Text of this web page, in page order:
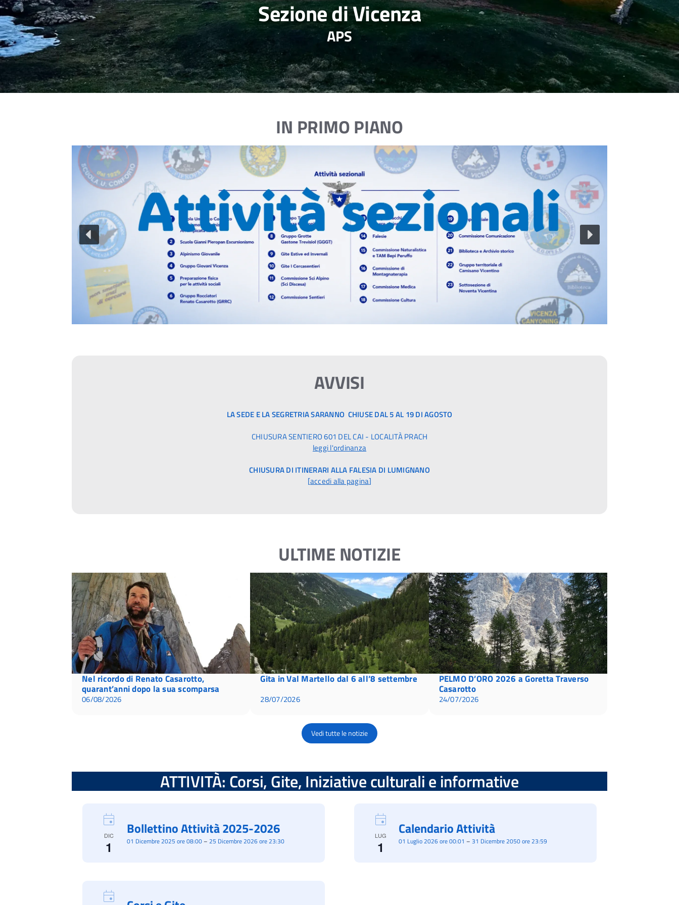
Sezione di Vicenza
APS
IN PRIMO PIANO
AVVISI
LA SEDE E LA SEGRETRIA SARANNO CHIUSE DAL 5 AL 19 DI AGOSTO
CHIUSURA SENTIERO 601 DEL CAI - LOCALITÀ PRACH
leggi l'ordinanza
CHIUSURA DI ITINERARI ALLA FALESIA DI LUMIGNANO
[accedi alla pagina]
ULTIME NOTIZIE
Nel ricordo di Renato Casarotto,
quarant’anni dopo la sua scomparsa
06/08/2026
Gita in Val Martello dal 6 all’8 settembre
28/07/2026
PELMO D’ORO 2026 a Goretta Traverso
Casarotto
24/07/2026
Vedi tutte le notizie
ATTIVITÀ: Corsi, Gite, Iniziative culturali e informative
DIC
1 01 Dicembre 2025 ore 08:00– 25 Dicembre 2026 ore 23:30
Bollettino Attività 2025-2026 LUG
1 01 Luglio 2026 ore 00:01 – 31 Dicembre 2050 ore 23:59
Calendario Attività